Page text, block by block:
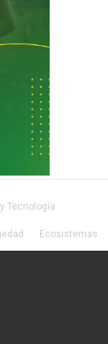
Tecnología
Ecosistemas